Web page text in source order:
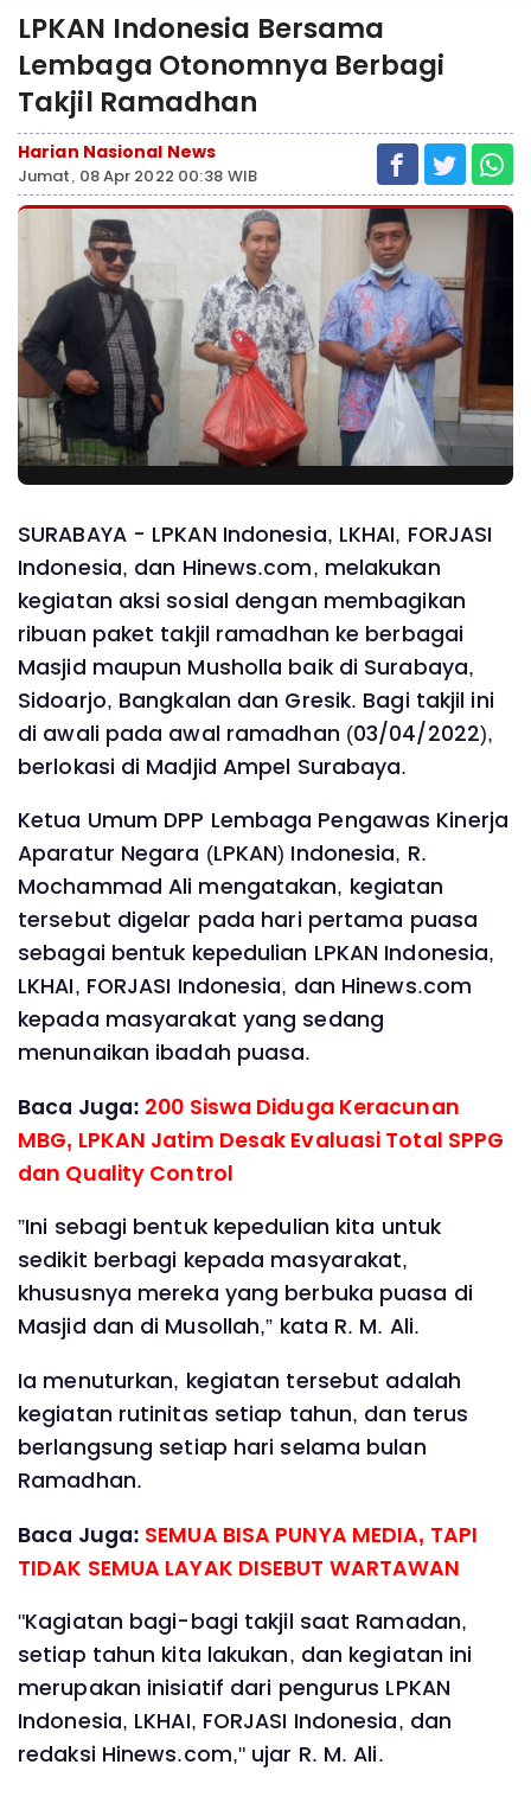
LPKAN Indonesia Bersama
Lembaga Otonomnya Berbagi
Takjil Ramadhan
Harian Nasional News
Jumat, 08 Apr 2022 00:38 WIB
SURABAYA - LPKAN Indonesia, LKHAI, FORJASI
Indonesia, dan Hinews.com, melakukan
kegiatan aksi sosial dengan membagikan
ribuan paket takjil ramadhan ke berbagai
Masjid maupun Musholla baik di Surabaya,
Sidoarjo, Bangkalan dan Gresik. Bagi takjil ini
di awali pada awal ramadhan (03/04/2022),
berlokasi di Madjid Ampel Surabaya.
Ketua Umum DPP Lembaga Pengawas Kinerja
Aparatur Negara (LPKAN) Indonesia, R.
Mochammad Ali mengatakan, kegiatan
tersebut digelar pada hari pertama puasa
sebagai bentuk kepedulian LPKAN Indonesia,
LKHAI, FORJASI Indonesia, dan Hinews.com
kepada masyarakat yang sedang
menunaikan ibadah puasa.
Baca Juga: 200 Siswa Diduga Keracunan
MBG, LPKAN Jatim Desak Evaluasi Total SPPG
dan Quality Control
”Ini sebagi bentuk kepedulian kita untuk
sedikit berbagi kepada masyarakat,
khususnya mereka yang berbuka puasa di
Masjid dan di Musollah,” kata R. M. Ali.
Ia menuturkan, kegiatan tersebut adalah
kegiatan rutinitas setiap tahun, dan terus
berlangsung setiap hari selama bulan
Ramadhan.
Baca Juga: SEMUA BISA PUNYA MEDIA, TAPI
TIDAK SEMUA LAYAK DISEBUT WARTAWAN
"Kagiatan bagi-bagi takjil saat Ramadan,
setiap tahun kita lakukan, dan kegiatan ini
merupakan inisiatif dari pengurus LPKAN
Indonesia, LKHAI, FORJASI Indonesia, dan
redaksi Hinews.com," ujar R. M. Ali.